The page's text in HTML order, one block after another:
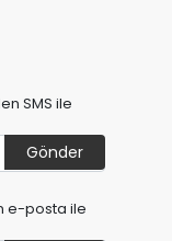
SMS ile
Gönder
e-posta ile